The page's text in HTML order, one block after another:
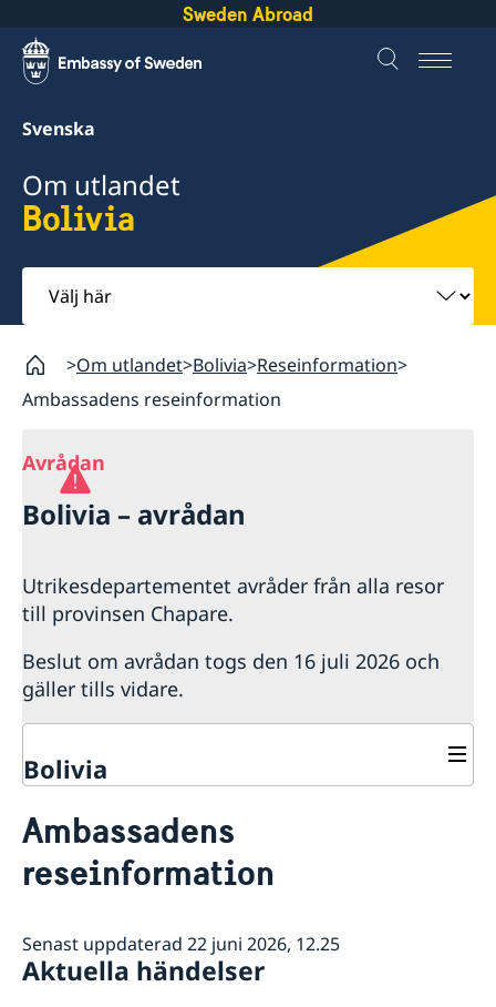
Sweden Abroad
Svenska
Om utlandet
Bolivia
Välj
här
Om utlandet Bolivia Reseinformation
Ambassadens reseinformation
Avrådan
Bolivia – avrådan
Utrikesdepartementet avråder från alla resor
till provinsen Chapare.
Beslut om avrådan togs den 16 juli 2026 och
gäller tills vidare.
Bolivia
Larmcentraler
Pass i Bolivia
Förnyelse av samordningsnummer
Registrera nyfödd utomlands
Anmälan om medborgarskap för barn födda utom­
Förlora och behålla svenskt medborgarskap
Levnadsintyg
Dödsfall i Bolivia
Rösta i Bolivia 2026
Reseinformation
Aktuella händelser
Allmänna säkerhetsläget
Service för svenska företag
Tjänster som erbjuds av svenska ambassaden
Ambassadens
reseinformation
Senast uppdaterad 22 juni 2026, 12.25
Aktuella händelser